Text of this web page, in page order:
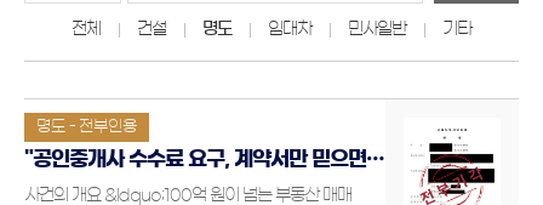
전체 건설 명도 임대차 민사일반 기타
명도 - 전부인용
"공인중개사 수수료 요구, 계약서만 믿으면
안 됩니다!" – 중개보수 청구 기각 사례
사건의 개요 &ldquo;100억 원이 넘는 부동산 매매